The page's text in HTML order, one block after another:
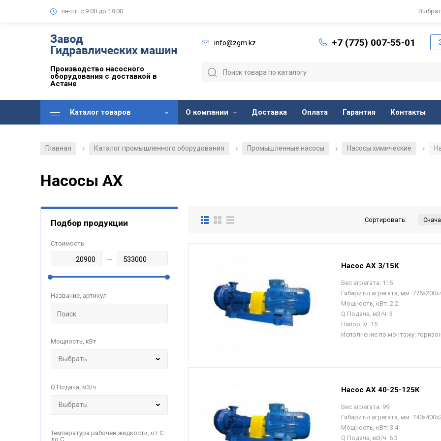
пн-пт: с 9:00 до 18:00
Производство насосного
оборудования с доставкой в
Астане
info@zgm.kz +7 (775) 007-55-01
Каталог товаров О компании Доставка Оплата Гарантия Контакты
Главная / Каталог промышленного оборудования / Промышленные насосы / Насосы химические /
Насосы АХ
Подбор продукции
Стоимость
Название, артикул
Мощность, кВт
Q Подача, м3/ч
Температура рабочей жидкости, от С
до С
Сортировать:
Насос АХ 3/15К
Вес агрегата: 115
Габариты агрегата, мм:
Мощность, кВт: 2.2
Q Подача, м3/ч: 3
Напор, м: 15
Исполнение по монтажу:
Насос АХ 40-25-125К
Вес агрегата: 99
Габариты агрегата, мм:
Мощность, кВт: 3.4
Q Подача, м3/ч: 6.3